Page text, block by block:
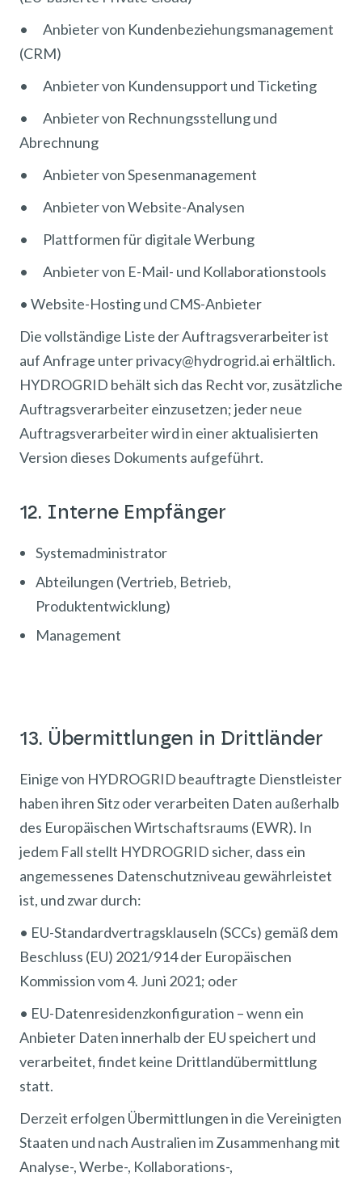
• Anbieter von Kundenbeziehungsmanagement
(CRM)
• Anbieter von Kundensupport und Ticketing
• Anbieter von Rechnungsstellung und
Abrechnung
• Anbieter von Spesenmanagement
• Anbieter von Website-Analysen
• Plattformen für digitale Werbung
• Anbieter von E-Mail- und Kollaborationstools
• Website-Hosting und CMS-Anbieter
Die vollständige Liste der Auftragsverarbeiter ist
auf Anfrage unter privacy@hydrogrid.ai erhältlich.
HYDROGRID behält sich das Recht vor, zusätzliche
Auftragsverarbeiter einzusetzen; jeder neue
Auftragsverarbeiter wird in einer aktualisierten
Version dieses Dokuments aufgeführt.
12. Interne Empfänger
Systemadministrator
Abteilungen (Vertrieb, Betrieb,
Produktentwicklung)
Management
13. Übermittlungen in Drittländer
Einige von HYDROGRID beauftragte Dienstleister
haben ihren Sitz oder verarbeiten Daten außerhalb
des Europäischen Wirtschaftsraums (EWR). In
jedem Fall stellt HYDROGRID sicher, dass ein
angemessenes Datenschutzniveau gewährleistet
ist, und zwar durch:
• EU-Standardvertragsklauseln (SCCs) gemäß dem
Beschluss (EU) 2021/914 der Europäischen
Kommission vom 4. Juni 2021; oder
• EU-Datenresidenzkonfiguration – wenn ein
Anbieter Daten innerhalb der EU speichert und
verarbeitet, findet keine Drittlandübermittlung
statt.
Derzeit erfolgen Übermittlungen in die Vereinigten
Staaten und nach Australien im Zusammenhang mit
Analyse-, Werbe-, Kollaborations-,